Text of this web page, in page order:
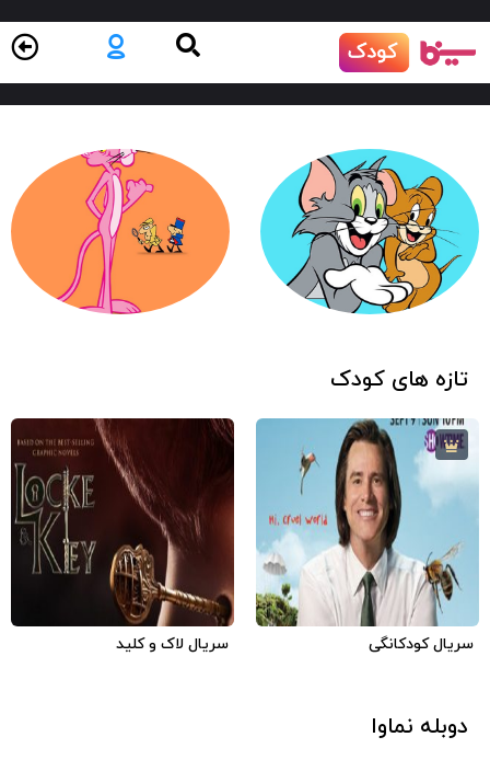
تازه های کودک
6.1
2018 آمریکا فارسی
سریال کودکانگی
4
7.6
2020 آمریکا
سریال لاک و کلید
دوبله نماوا